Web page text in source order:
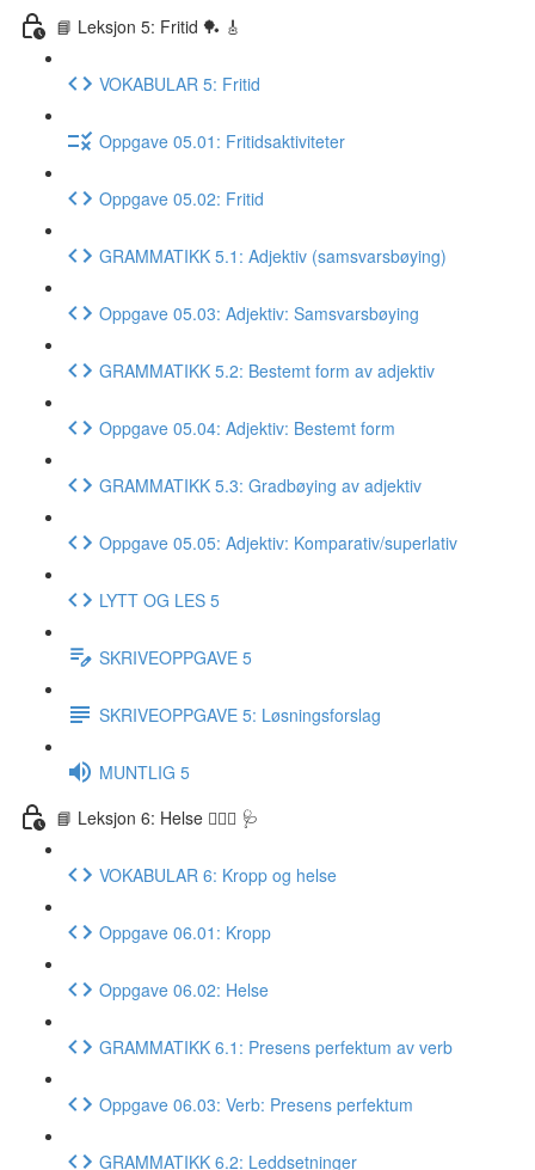
📘 Leksjon 5: Fritid 🏓 🎸
VOKABULAR 5: Fritid
Oppgave 05.01: Fritidsaktiviteter
Oppgave 05.02: Fritid
GRAMMATIKK 5.1: Adjektiv (samsvarsbøying)
Oppgave 05.03: Adjektiv: Samsvarsbøying
GRAMMATIKK 5.2: Bestemt form av adjektiv
Oppgave 05.04: Adjektiv: Bestemt form
GRAMMATIKK 5.3: Gradbøying av adjektiv
Oppgave 05.05: Adjektiv: Komparativ/superlativ
LYTT OG LES 5
SKRIVEOPPGAVE 5
SKRIVEOPPGAVE 5: Løsningsforslag
MUNTLIG 5
📘 Leksjon 6: Helse 🏃🏻‍♀️ 🩺
VOKABULAR 6: Kropp og helse
Oppgave 06.01: Kropp
Oppgave 06.02: Helse
GRAMMATIKK 6.1: Presens perfektum av verb
Oppgave 06.03: Verb: Presens perfektum
GRAMMATIKK 6.2: Leddsetninger